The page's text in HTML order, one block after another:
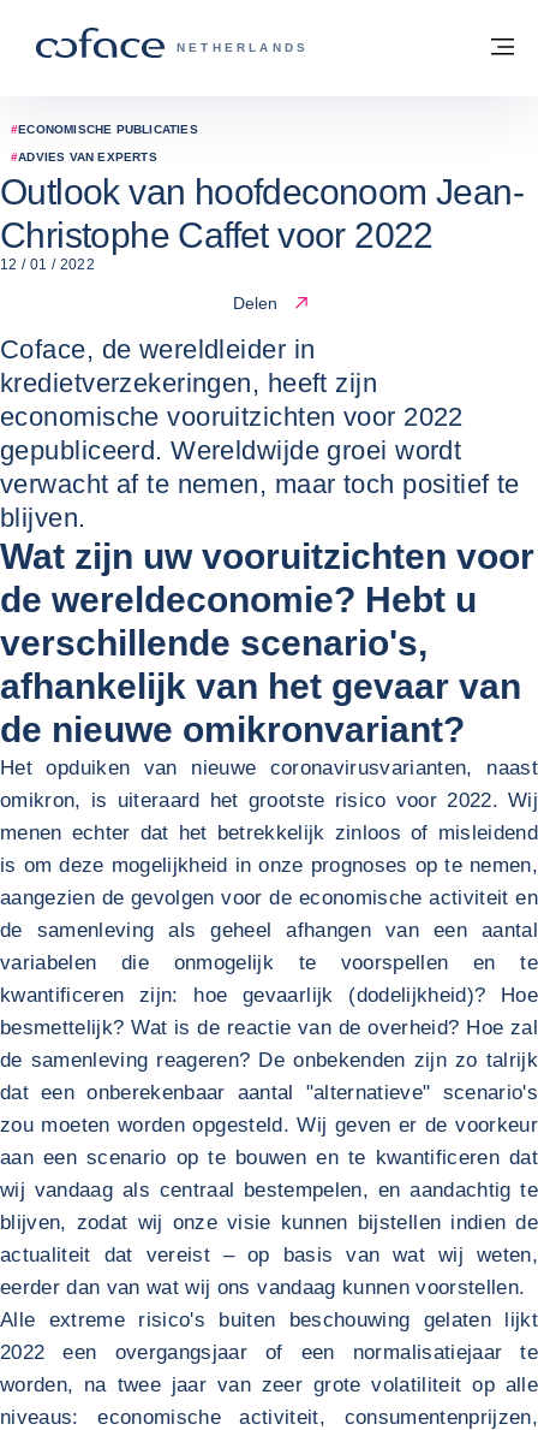
COFACE, FOR TRADE - GROEP
NETHERLANDS
Terug naar startpagina
#ECONOMISCHE PUBLICATIES
#ADVIES VAN EXPERTS
Outlook van hoofdeconoom Jean-
Christophe Caffet voor 2022
12 / 01 / 2022
Delen
Coface, de wereldleider in
kredietverzekeringen, heeft zijn
economische vooruitzichten voor 2022
gepubliceerd. Wereldwijde groei wordt
verwacht af te nemen, maar toch positief te
blijven.
Wat zijn uw vooruitzichten voor
de wereldeconomie? Hebt u
verschillende scenario's,
afhankelijk van het gevaar van
de nieuwe omikronvariant?
Het opduiken van nieuwe coronavirusvarianten, naast
omikron, is uiteraard het grootste risico voor 2022. Wij
menen echter dat het betrekkelijk zinloos of misleidend
is om deze mogelijkheid in onze prognoses op te nemen,
aangezien de gevolgen voor de economische activiteit en
de samenleving als geheel afhangen van een aantal
variabelen die onmogelijk te voorspellen en te
kwantificeren zijn: hoe gevaarlijk (dodelijkheid)? Hoe
besmettelijk? Wat is de reactie van de overheid? Hoe zal
de samenleving reageren? De onbekenden zijn zo talrijk
dat een onberekenbaar aantal "alternatieve" scenario's
zou moeten worden opgesteld. Wij geven er de voorkeur
aan een scenario op te bouwen en te kwantificeren dat
wij vandaag als centraal bestempelen, en aandachtig te
blijven, zodat wij onze visie kunnen bijstellen indien de
actualiteit dat vereist – op basis van wat wij weten,
eerder dan van wat wij ons vandaag kunnen voorstellen.
Alle extreme risico's buiten beschouwing gelaten lijkt
2022 een overgangsjaar of een normalisatiejaar te
worden, na twee jaar van zeer grote volatiliteit op alle
niveaus: economische activiteit, consumentenprijzen,